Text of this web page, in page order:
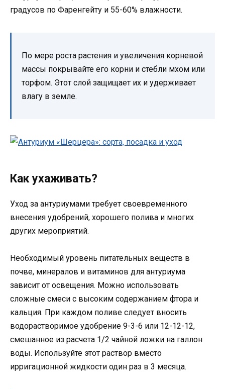
градусов по Фаренгейту и 55-60% влажности.
По мере роста растения и увеличения корневой
массы покрывайте его корни и стебли мхом или
торфом. Этот слой защищает их и удерживает
влагу в земле.
Как ухаживать?
Уход за антуриумами требует своевременного
внесения удобрений, хорошего полива и многих
других мероприятий.
Необходимый уровень питательных веществ в
почве, минералов и витаминов для антуриума
зависит от освещения. Можно использовать
сложные смеси с высоким содержанием фтора и
кальция. При каждом поливе следует вносить
водорастворимое удобрение 9-3-6 или 12-12-12,
смешанное из расчета 1/2 чайной ложки на галлон
воды. Используйте этот раствор вместо
ирригационной жидкости один раз в 3 месяца.